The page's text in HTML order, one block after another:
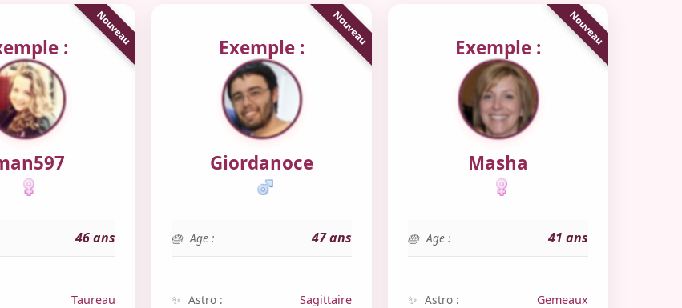
:
46 ans
Taureau
Exemple :
Giordanoce
Age : 47 ans
Astro : Sagittaire
Exemple :
Masha
Age : 41 ans
Astro : Gemeaux